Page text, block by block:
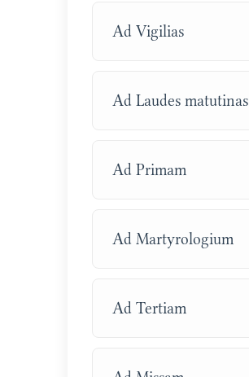
Ad Vigilias
Ad Laudes matutinas
Ad Primam
Ad Martyrologium
Ad Tertiam